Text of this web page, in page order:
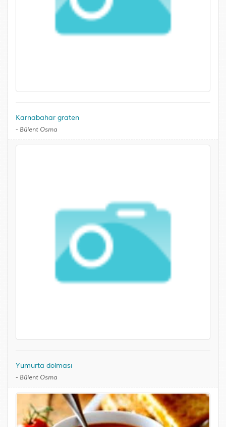
Karnabahar graten
- Bülent Osma
Yumurta dolması
- Bülent Osma